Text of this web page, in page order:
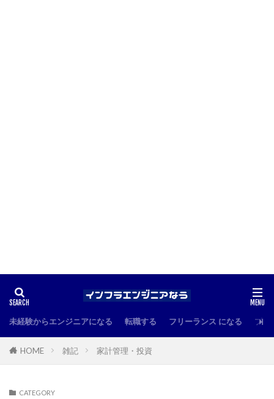
未経験からエンジニアになる 転職する フリーランス になる プロ
HOME 雑記 家計管理・投資
CATEGORY